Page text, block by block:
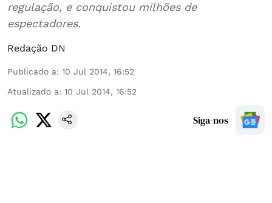
regulação, e conquistou milhões de
espectadores.
Redação DN
Publicado a: 10 Jul 2014, 16:52
Atualizado a: 10 Jul 2014, 16:52
Siga-nos